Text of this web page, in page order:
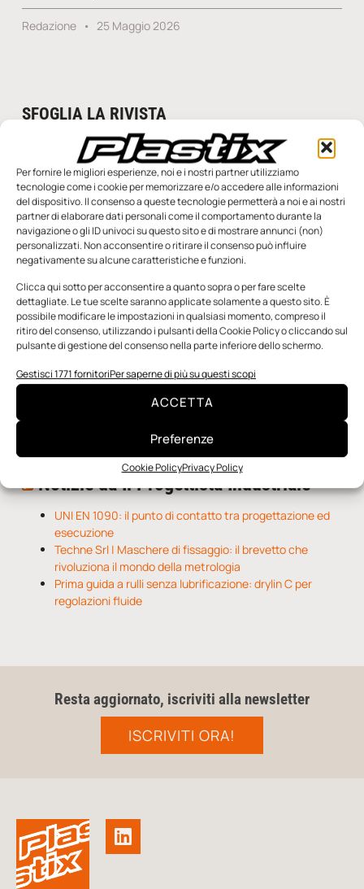
Per fornire le migliori esperienze, noi e i nostri partner utilizziamo
tecnologie come i cookie per memorizzare e/o accedere alle informazioni
del dispositivo. Il consenso a queste tecnologie permetterà a noi e ai nostri
partner di elaborare dati personali come il comportamento durante la
navigazione o gli ID univoci su questo sito e di mostrare annunci (non)
personalizzati. Non acconsentire o ritirare il consenso può influire
negativamente su alcune caratteristiche e funzioni.
Clicca qui sotto per acconsentire a quanto sopra o per fare scelte
dettagliate. Le tue scelte saranno applicate solamente a questo sito. È
possibile modificare le impostazioni in qualsiasi momento, compreso il
ritiro del consenso, utilizzando i pulsanti della Cookie Policy o cliccando sul
pulsante di gestione del consenso nella parte inferiore dello schermo.
Gestisci 1771 fornitoriPer saperne di più su questi scopi
ACCETTA
Preferenze
Cookie PolicyPrivacy Policy
Redazione 25 Maggio 2026
SFOGLIA LA RIVISTA
Edicola Web
Notizie da Meccanicanews
Una nuova mano robotica passa da una pinza all’altra
con un singolo motore
Applicazioni della fluidodinamica computazionale (CFD)
Notizie da Il Progettista Industriale
UNI EN 1090: il punto di contatto tra progettazione ed
esecuzione
Techne Srl | Maschere di fissaggio: il brevetto che
rivoluziona il mondo della metrologia
Prima guida a rulli senza lubrificazione: drylin C per
regolazioni fluide
Resta aggiornato, iscriviti alla newsletter
ISCRIVITI ORA!